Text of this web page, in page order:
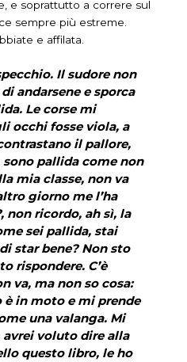
e soprattutto a correre sul
sempre più estreme.
e affilata.
Il sudore non
andarsene e sporca
Le corse mi
occhi fosse viola, a
il pallore,
pallida come non
mia classe, non va
giorno me l’ha
non ricordo, ah sì, la
sei pallida, stai
star bene? Non sto
rispondere. C’è
va, ma non so cosa:
è in moto e mi prende
una valanga. Mi
avrei voluto dire alla
questo libro, le ho